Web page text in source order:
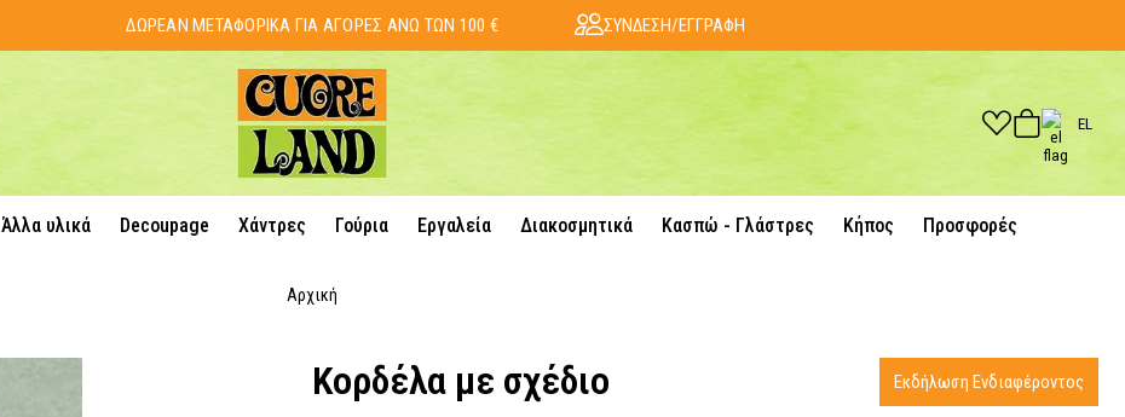
ΔΩΡΕΑΝ ΜΕΤΑΦΟΡΙΚΑ ΓΙΑ ΑΓΟΡΕΣ ΑΝΩ ΤΩΝ 100 € ΣΥΝΔΕΣΗ/ΕΓΓΡΑΦΗ
EL
Άλλα υλικά Decoupage Χάντρες Γούρια Εργαλεία Διακοσμητικά Κασπώ - Γλάστρες Κήπος Προσφορές
Αρχική
Κορδέλα με σχέδιο Εκδήλωση Ενδιαφέροντος